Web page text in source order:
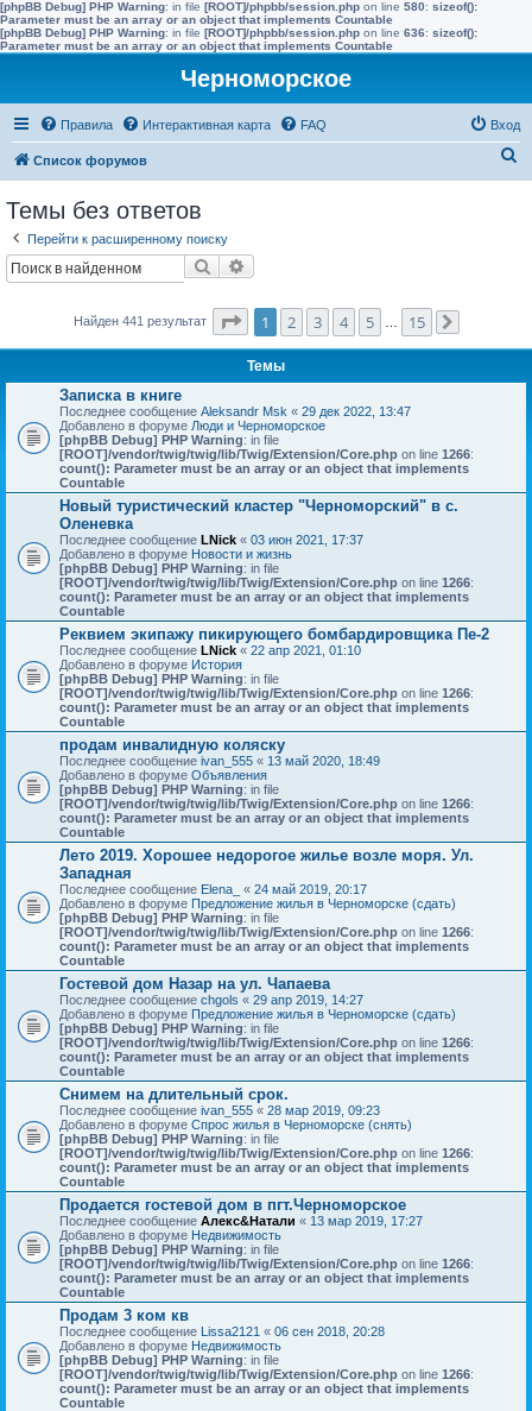
[phpBB Debug] PHP Warning: in file [ROOT]/phpbb/session.php on line 580: sizeof():
Parameter must be an array or an object that implements Countable
[phpBB Debug] PHP Warning: in file [ROOT]/phpbb/session.php on line 636: sizeof():
Parameter must be an array or an object that implements Countable
Черноморское
Правила Интерактивная карта FAQ Вход
Список форумов
Темы без ответов
Перейти к расширенному поиску
Поиск
Найден 441 результат Страница1 из
1 2 3 4 5 15
Темы
Записка в книге
Последнее сообщение Aleksandr Msk « 29 дек 2022, 13:47
Добавлено в форуме Люди и Черноморское
[phpBB Debug] PHP Warning: in file
[ROOT]/vendor/twig/twig/lib/Twig/Extension/Core.php on line 1266:
count(): Parameter must be an array or an object that implements
Countable
Новый туристический кластер "Черноморский" в с.
Оленевка
Последнее сообщение LNick « 03 июн 2021, 17:37
Добавлено в форуме Новости и жизнь
[phpBB Debug] PHP Warning: in file
[ROOT]/vendor/twig/twig/lib/Twig/Extension/Core.php on line 1266:
count(): Parameter must be an array or an object that implements
Countable
Реквием экипажу пикирующего бомбардировщика Пе-2
Последнее сообщение LNick « 22 апр 2021, 01:10
Добавлено в форуме История
[phpBB Debug] PHP Warning: in file
[ROOT]/vendor/twig/twig/lib/Twig/Extension/Core.php on line 1266:
count(): Parameter must be an array or an object that implements
Countable
продам инвалидную коляску
Последнее сообщение ivan_555 « 13 май 2020, 18:49
Добавлено в форуме Объявления
[phpBB Debug] PHP Warning: in file
[ROOT]/vendor/twig/twig/lib/Twig/Extension/Core.php on line 1266:
count(): Parameter must be an array or an object that implements
Countable
Лето 2019. Хорошее недорогое жилье возле моря. Ул.
Западная
Последнее сообщение Elena_ « 24 май 2019, 20:17
Добавлено в форуме Предложение жилья в Черноморске (сдать)
[phpBB Debug] PHP Warning: in file
[ROOT]/vendor/twig/twig/lib/Twig/Extension/Core.php on line 1266:
count(): Parameter must be an array or an object that implements
Countable
Гостевой дом Назар на ул. Чапаева
Последнее сообщение chgols « 29 апр 2019, 14:27
Добавлено в форуме Предложение жилья в Черноморске (сдать)
[phpBB Debug] PHP Warning: in file
[ROOT]/vendor/twig/twig/lib/Twig/Extension/Core.php on line 1266:
count(): Parameter must be an array or an object that implements
Countable
Снимем на длительный срок.
Последнее сообщение ivan_555 « 28 мар 2019, 09:23
Добавлено в форуме Спрос жилья в Черноморске (снять)
[phpBB Debug] PHP Warning: in file
[ROOT]/vendor/twig/twig/lib/Twig/Extension/Core.php on line 1266:
count(): Parameter must be an array or an object that implements
Countable
Продается гостевой дом в пгт.Черноморское
Последнее сообщение Алекс&Натали « 13 мар 2019, 17:27
Добавлено в форуме Недвижимость
[phpBB Debug] PHP Warning: in file
[ROOT]/vendor/twig/twig/lib/Twig/Extension/Core.php on line 1266:
count(): Parameter must be an array or an object that implements
Countable
Продам 3 ком кв
Последнее сообщение Lissa2121 « 06 сен 2018, 20:28
Добавлено в форуме Недвижимость
[phpBB Debug] PHP Warning: in file
[ROOT]/vendor/twig/twig/lib/Twig/Extension/Core.php on line 1266:
count(): Parameter must be an array or an object that implements
Countable